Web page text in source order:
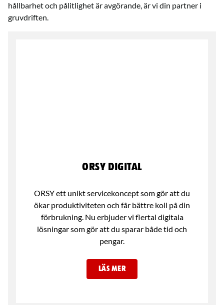
hållbarhet och pålitlighet är avgörande, är vi din partner i
gruvdriften.
ORSY Digital
ORSY ett unikt servicekoncept som gör att du
ökar produktiviteten och får bättre koll på din
förbrukning. Nu erbjuder vi flertal digitala
lösningar som gör att du sparar både tid och
pengar.
LÄS MER